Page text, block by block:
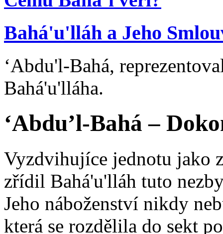
Bahá'u'lláh a Jeho
‘Abdu'l-Bahá,
Bahá'u'lláha.
‘Abdu’l-Bahá –
Vyzdvihujíce jednotu jako
zřídil Bahá'u'lláh tuto
Jeho náboženství nikdy
která se rozdělila do sekt